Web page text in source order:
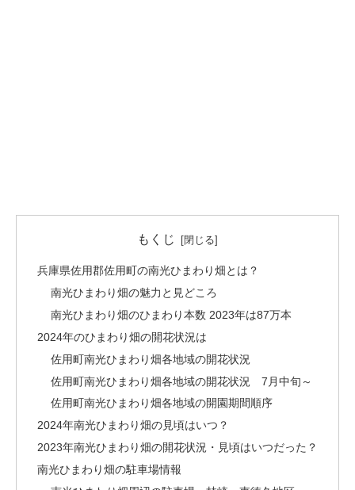
もくじ
兵庫県佐用郡佐用町の南光ひまわり畑とは？
南光ひまわり畑の魅力と見どころ
南光ひまわり畑のひまわり本数 2023年は87万本
2024年のひまわり畑の開花状況は
佐用町南光ひまわり畑各地域の開花状況
佐用町南光ひまわり畑各地域の開花状況 7月中旬～
佐用町南光ひまわり畑各地域の開園期間順序
2024年南光ひまわり畑の見頃はいつ？
2023年南光ひまわり畑の開花状況・見頃はいつだった？
南光ひまわり畑の駐車場情報